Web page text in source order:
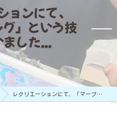
ョンにて、
」という技
した...
レクリエーションにて、「マーブリング」という技法を行いました...